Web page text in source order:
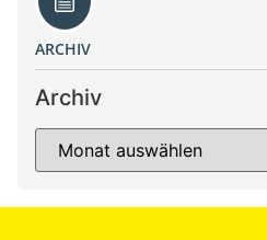
ARCHIV
Archiv